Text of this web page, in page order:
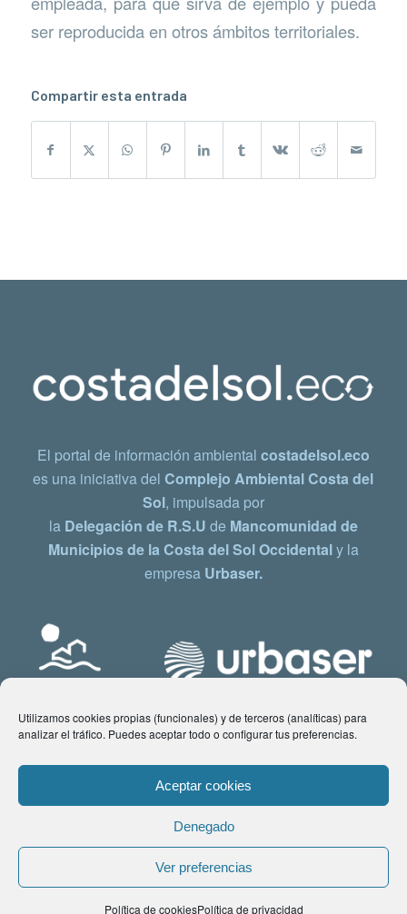
Utilizamos cookies propias (funcionales) y de terceros (analíticas) para
analizar el tráfico. Puedes aceptar todo o configurar tus preferencias.
Aceptar cookies
Denegado
Ver preferencias
Política de cookiesPolítica de privacidad
ser reproducida en otros ámbitos territoriales.
Compartir esta entrada
El portal de información ambiental costadelsol.eco
es una iniciativa delComplejo Ambiental Costa del
Sol, impulsada por
la Delegación de R.S.U de Mancomunidad de
Municipios de la Costa del Sol Occidentaly la
empresa Urbaser.
© Copyright 2021 www.costadelsol.eco. Todos los derechos reservados |
Aviso legal|Política de privacidad|Política de Cookies| Contacto:
comunicacion@costadelsol.eco